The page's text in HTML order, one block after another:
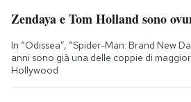
Zendaya e Tom Holland sono
In “Odissea”, “Spider-Man: Brand New
anni sono già una delle coppie di
Hollywood